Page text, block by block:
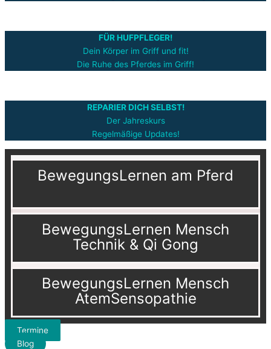
FÜR HUFPFLEGER!
Dein Körper im Griff und fit!
Die Ruhe des Pferdes im Griff!
REPARIER DICH SELBST!
Der Jahreskurs
Regelmäßige Updates!
BewegungsLernen am Pferd
BewegungsLernen Mensch
Technik & Qi Gong
BewegungsLernen Mensch
AtemSensopathie
Termine
Blog